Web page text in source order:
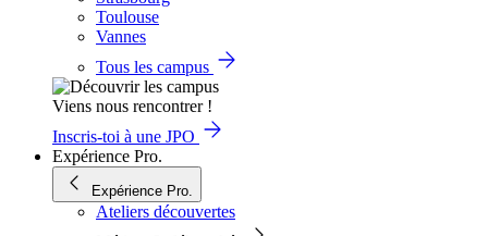
Toulouse
Vannes
Tous les campus
Viens nous rencontrer !
Inscris-toi à une JPO
Expérience Pro.
Expérience Pro.
Ateliers découvertes